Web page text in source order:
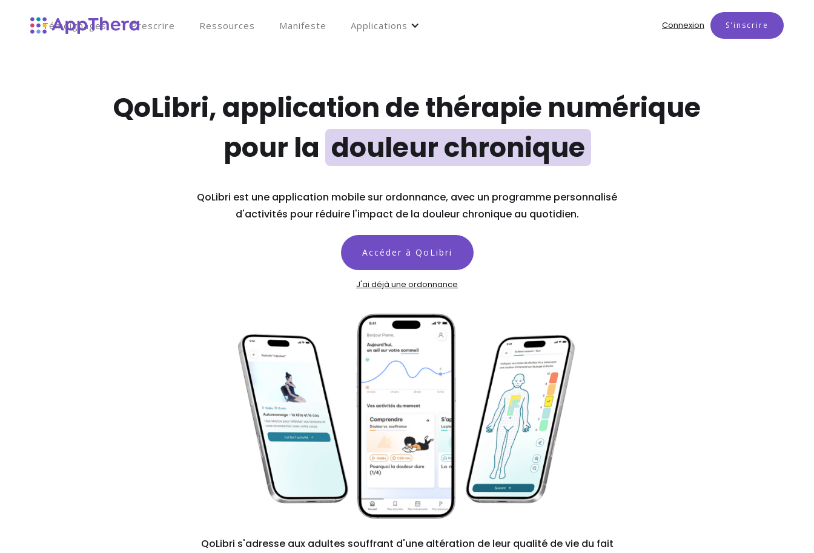
Témoignages Prescrire Ressources Manifeste Applications Connexion S'inscrire
QoLibri, application de thérapie numérique
pour la douleur chronique
QoLibri est une application mobile sur ordonnance, avec un programme personnalisé
d'activités pour réduire l'impact de la douleur chronique au quotidien.
Accéder à QoLibri
J'ai déjà une ordonnance
QoLibri s'adresse aux adultes souffrant d'une altération de leur qualité de vie du fait